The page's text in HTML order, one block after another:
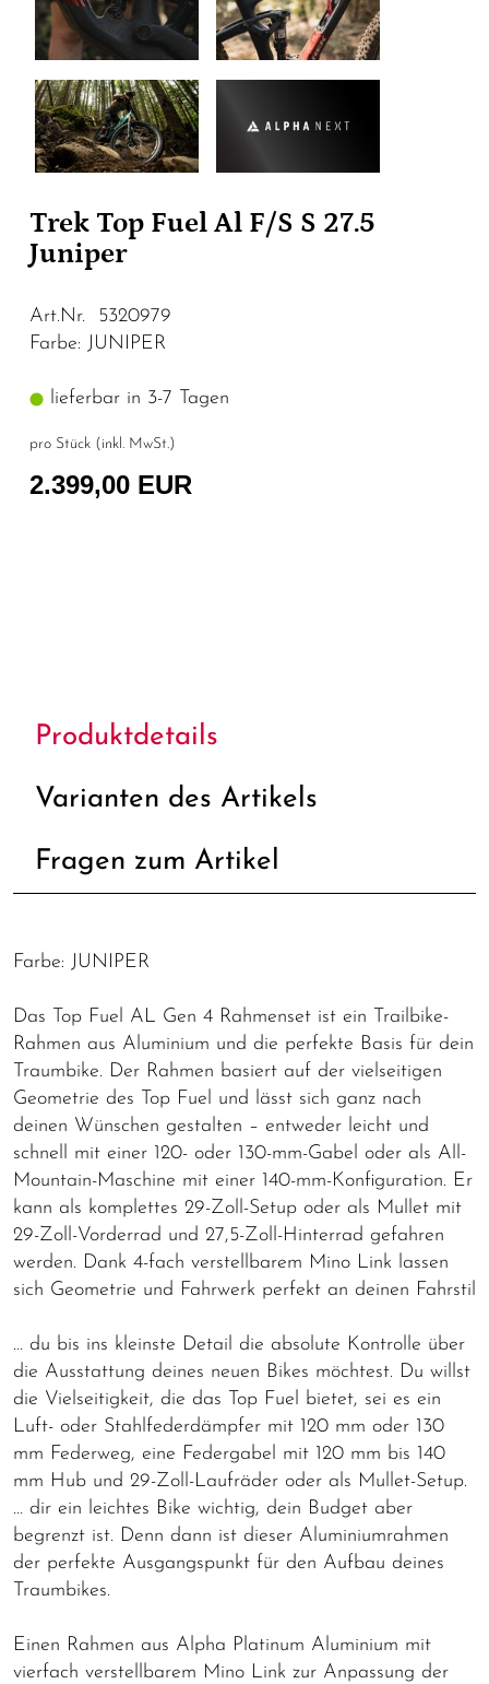
Trek Top Fuel Al F/S S 27.5
Juniper
Art.Nr. 5320979
Farbe: JUNIPER
lieferbar in 3-7 Tagen
pro Stück (inkl. MwSt.)
2.399,00 EUR
Produktdetails
Varianten des Artikels
Fragen zum Artikel
Farbe: JUNIPER
Das Top Fuel AL Gen 4 Rahmenset ist ein Trailbike-
Rahmen aus Aluminium und die perfekte Basis für dein
Traumbike. Der Rahmen basiert auf der vielseitigen
Geometrie des Top Fuel und lässt sich ganz nach
deinen Wünschen gestalten – entweder leicht und
schnell mit einer 120- oder 130-mm-Gabel oder als All-
Mountain-Maschine mit einer 140-mm-Konfiguration. Er
kann als komplettes 29-Zoll-Setup oder als Mullet mit
29-Zoll-Vorderrad und 27,5-Zoll-Hinterrad gefahren
werden. Dank 4-fach verstellbarem Mino Link lassen
sich Geometrie und Fahrwerk perfekt an deinen Fahrstil
… du bis ins kleinste Detail die absolute Kontrolle über
die Ausstattung deines neuen Bikes möchtest. Du willst
die Vielseitigkeit, die das Top Fuel bietet, sei es ein
Luft- oder Stahlfederdämpfer mit 120 mm oder 130
mm Federweg, eine Federgabel mit 120 mm bis 140
mm Hub und 29-Zoll-Laufräder oder als Mullet-Setup.
… dir ein leichtes Bike wichtig, dein Budget aber
begrenzt ist. Denn dann ist dieser Aluminiumrahmen
der perfekte Ausgangspunkt für den Aufbau deines
Traumbikes.
Einen Rahmen aus Alpha Platinum Aluminium mit
vierfach verstellbarem Mino Link zur Anpassung der